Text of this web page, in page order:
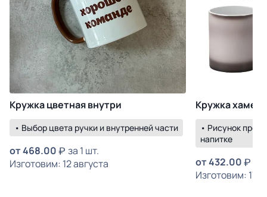
Кружка цветная внутри
• Выбор цвета ручки и внутренней части
от468.00
за 1 шт.
Изготовим: 12 августа
Кружка
• Рисунок
напитке
от432.00
Изготовим: 17